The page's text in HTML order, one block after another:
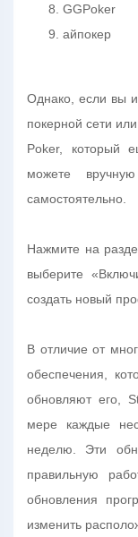
GGPoker
айпокер
Однако, если вы
покерной сети
Poker, который
можете
самостоятельно.
Нажмите на
выберите
создать новый
В отличие от
обеспечения,
обновляют его,
мере каждые
неделю. Эти
правильную
обновления
изменить